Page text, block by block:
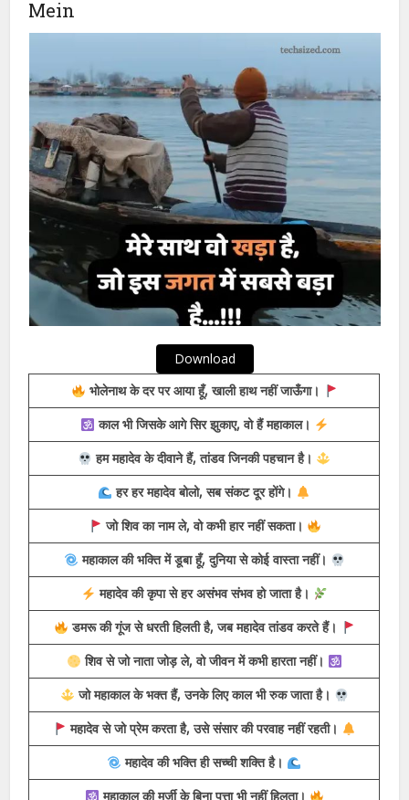
Very Famous Mahadev Status Hindi
Mein
Download
भोलेनाथ के दर पर आया हूँ, खाली हाथ नहीं जाऊँगा।
काल भी जिसके आगे सिर झुकाए, वो हैं महाकाल।
हम महादेव के दीवाने हैं, तांडव जिनकी पहचान है।
हर हर महादेव बोलो, सब संकट दूर होंगे।
जो शिव का नाम ले, वो कभी हार नहीं सकता।
महाकाल की भक्ति में डूबा हूँ, दुनिया से कोई वास्ता नहीं।
महादेव की कृपा से हर असंभव संभव हो जाता है।
डमरू की गूंज से धरती हिलती है, जब महादेव तांडव करते हैं।
शिव से जो नाता जोड़ ले, वो जीवन में कभी हारता नहीं।